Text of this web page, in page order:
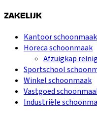
ZAKELIJK
Kantoor schoonmaak
Horeca schoonmaak
Afzuigkap
Sportschool
Winkel schoonmaak
Vastgoed
Industriële